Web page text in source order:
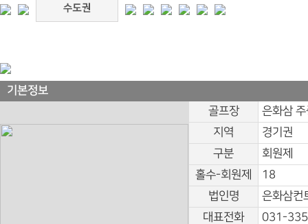
기본정보
골프장
은화삼
지역
경기권
구분
회원제
홀수-회원제
18
법인명
은화삼컨
대표전화
031-